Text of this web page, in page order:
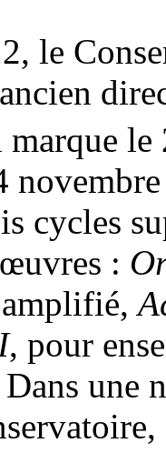
le
marque le
cycles
:
, pour
une